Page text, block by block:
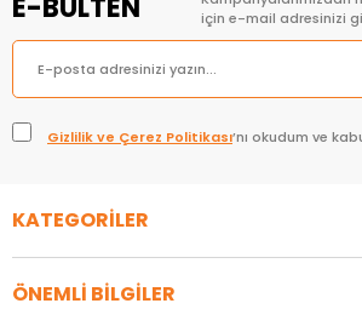
E-BÜLTEN
için e-mail adresinizi
Gizlilik ve Çerez Politikası’nı okudum ve
KATEGORİLER
ÖNEMLİ BİLGİLER